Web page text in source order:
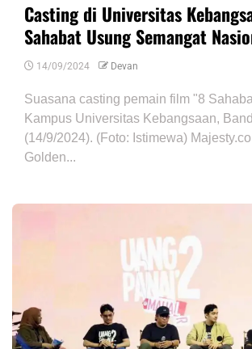
Casting di Universitas
Sahabat Usung Semangat
14/09/2024 Devan
Suasana casting pemain film "8
Kampus Universitas Kebangsaan,
(14/9/2024). (Foto: Istimewa)
Golden...